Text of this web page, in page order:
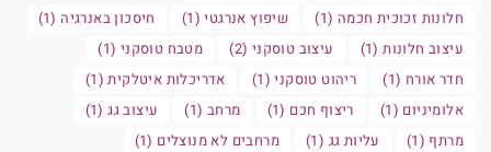
חלונות זכוכית חכמה (1)
שיפוץ אנרגטי (1)
חיסכון באנרגיה (1)
עיצוב חלונות (1)
עיצוב טוסקני (2)
מטבח טוסקני (1)
חדר אורח (1)
ריהוט טוסקני (1)
אדריכלות איטלקית (1)
אלומיניום (1)
ריצוף חכם (1) מרחב (1)
עיצוב גג (1)
מרתף (1)
עליות גג (1)
מרחבים לא מנוצלים (1)